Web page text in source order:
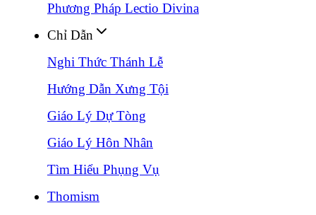
Phương Pháp Lectio Divina
Chỉ Dẫn
Nghi Thức Thánh Lễ
Hướng Dẫn Xưng Tội
Giáo Lý Dự Tòng
Giáo Lý Hôn Nhân
Tìm Hiểu Phụng Vụ
Thomism